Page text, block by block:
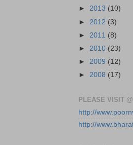
► 2013 (10)
► 2012 (3)
► 2011 (8)
► 2010 (23)
► 2009 (12)
► 2008 (17)
PLEASE VISIT @
http://
http://